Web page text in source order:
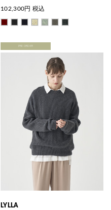
102,300円 税込
PRE ORDER
LYLLA